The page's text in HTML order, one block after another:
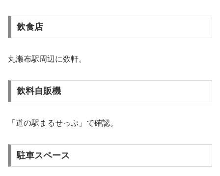
飲食店
丸瀬布駅周辺に数軒。
飲料自販機
「道の駅まるせっぷ」で確認。
駐車スペース